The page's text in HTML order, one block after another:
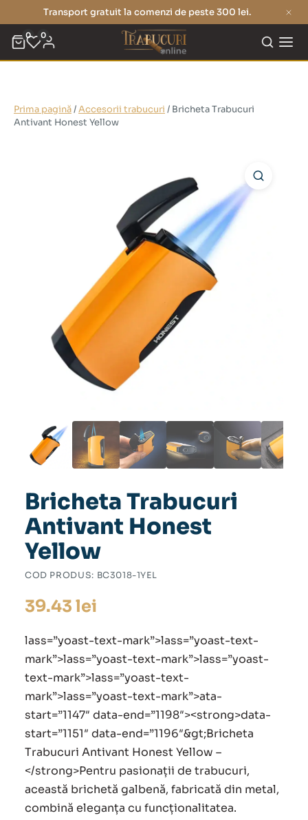
Transport gratuit la comenzi de peste 300 lei.
0 0
Prima pagină/Accesorii trabucuri / Bricheta Trabucuri
Antivant Honest Yellow
Bricheta Trabucuri
Antivant Honest
Yellow
COD PRODUS: BC3018-1YEL
39.43 lei
lass=”yoast-text-mark”>lass=”yoast-text-
mark”>lass=”yoast-text-mark”>lass=”yoast-
text-mark”>lass=”yoast-text-
mark”>lass=”yoast-text-mark”>ata-
start=”1147″ data-end=”1198″><strong>data-
start=”1151″ data-end=”1196″&gt;Bricheta
Trabucuri Antivant Honest Yellow –
</strong>Pentru pasionații de trabucuri,
această brichetă galbenă, fabricată din metal,
combină eleganța cu funcționalitatea.